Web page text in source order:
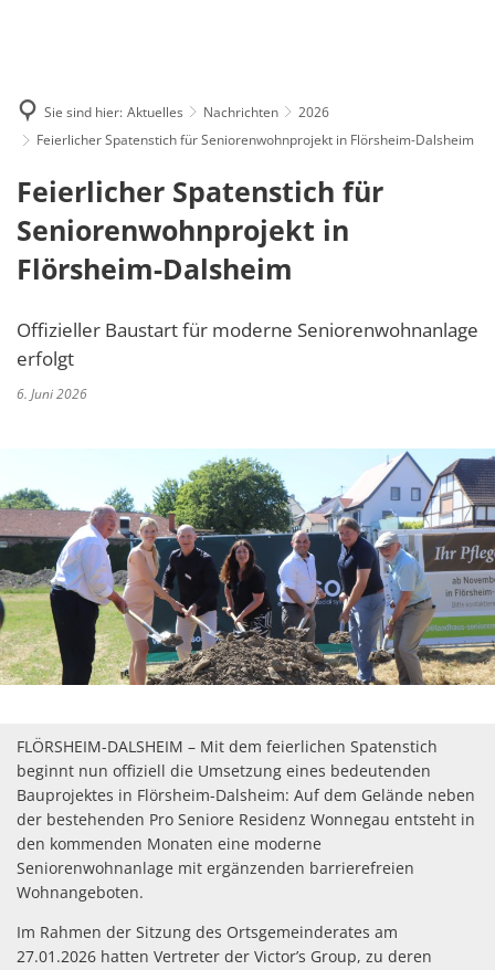
Nachrichten
Zentrale Vergabestelle
Bürgerbus
Formulare und Dokumente
Fundbüro
Hochwasser- &
Straßenbeleuchtung
Gleichstellung
eRechnung & Virtuelle
Wahlen
Gartenwasserzähler
Beiträge
Informationen für
Statistik (externer Link)
Flörsheim-Dalsheim
Hohen-Sülzen
Mölsheim
Monsheim
Mörstadt
Offstein
Ausflüge & Sehenswertes
Gastgeber
Wein
Kulinarik
Vom Wein zum Rhein - Die
Sie sind hier: Aktuelles Nachrichten
2026
Feierlicher Spatenstich für Seniorenwohnprojekt in Flörsheim-Dalsheim
Feierlicher Spatenstich für
Seniorenwohnprojekt in
Flörsheim-Dalsheim
Offizieller Baustart für moderne Seniorenwohnanlage
erfolgt
6. Juni 2026
FLÖRSHEIM-DALSHEIM – Mit dem feierlichen Spatenstich
beginnt nun offiziell die Umsetzung eines bedeutenden
Bauprojektes in Flörsheim-Dalsheim: Auf dem Gelände neben
der bestehenden Pro Seniore Residenz Wonnegau entsteht in
den kommenden Monaten eine moderne
Seniorenwohnanlage mit ergänzenden barrierefreien
Wohnangeboten.
Im Rahmen der Sitzung des Ortsgemeinderates am
27.01.2026 hatten Vertreter der Victor’s Group, zu deren